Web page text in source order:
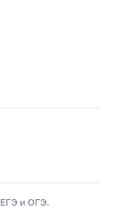
и ОГЭ.